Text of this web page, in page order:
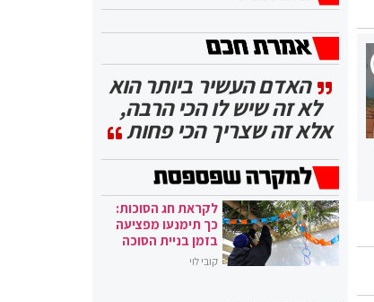
האדם העשיר ביותר הוא
לא זה שיש לו הכי הרבה,
אלא זה שצריך הכי פחות
לקראת חג הסוכות:
כך תימנעו מפציעה
בזמן בניית הסוכה
קובי לוי